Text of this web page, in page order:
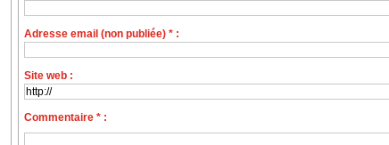
Adresse email (non publiée) * :
Site web :
Commentaire * :